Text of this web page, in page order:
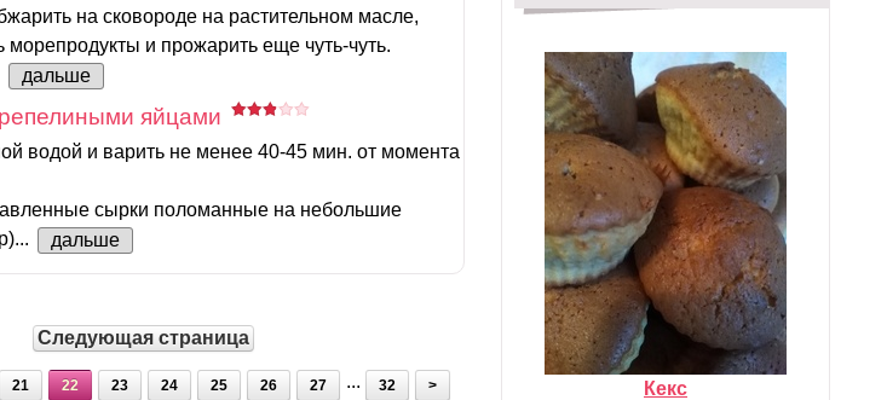
на сковороде на растительном масле,
морепродукты и прожарить еще чуть-чуть.
дальше
яйцами
водой и варить не менее 40-45 мин. от момента
сырки поломанные на небольшие
дальше
Следующая страница
21 22 23 24 25 26 27 ... 32 > Кекс